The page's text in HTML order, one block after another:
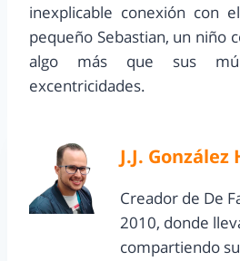
inexplicable conexión con
pequeño Sebastian, un niño
algo más que sus
excentricidades.
J.J. González
Creador de De
2010, donde
compartiendo